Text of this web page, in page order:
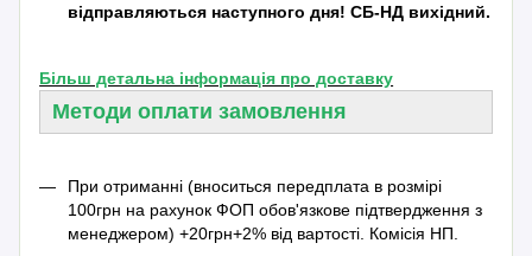
відправляються наступного дня! СБ-НД вихідний.
Більш детальна інформація про доставку
Методи оплати замовлення
При отриманні (вноситься передплата в розмірі
100грн на рахунок ФОП обов'язкове підтвердження з
менеджером) +20грн+2% від вартості. Комісія НП.